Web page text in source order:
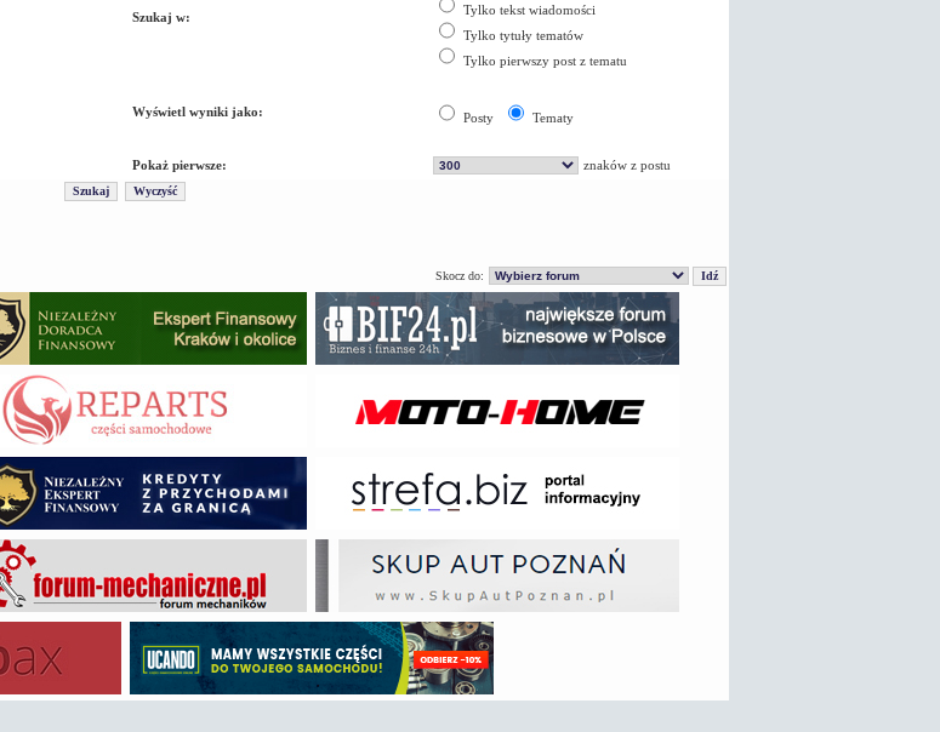
Szukaj w:
Tylko tekst wiadomości
Tylko tytuły tematów
Tylko pierwszy post z tematu
Wyświetl wyniki jako: Posty Tematy
Pokaż pierwsze: znaków z postu
Skocz do: